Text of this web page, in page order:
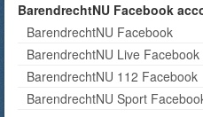
BarendrechtNU Facebook
BarendrechtNU Facebook
BarendrechtNU Live Facebook
BarendrechtNU 112 Facebook
BarendrechtNU Sport